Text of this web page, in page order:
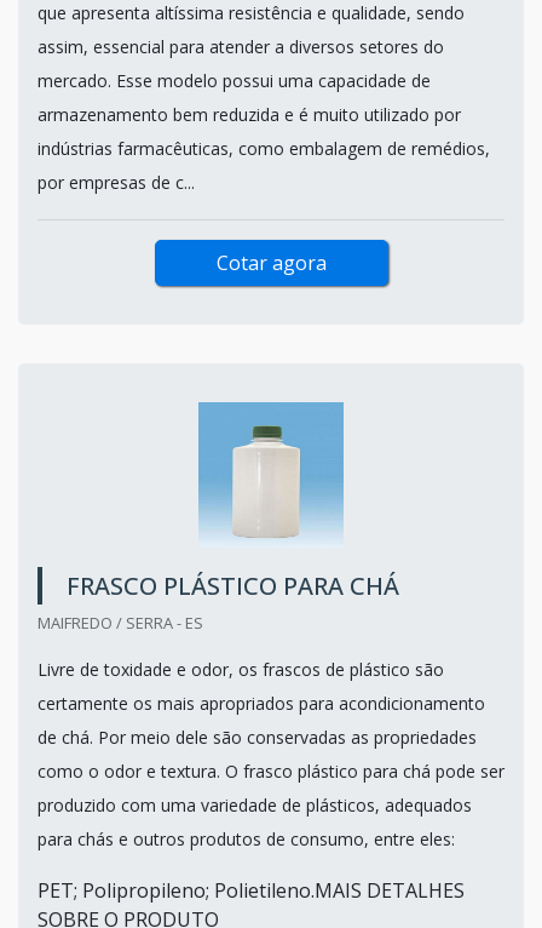
que apresenta altíssima resistência e qualidade, sendo
assim, essencial para atender a diversos setores do
mercado. Esse modelo possui uma capacidade de
armazenamento bem reduzida e é muito utilizado por
indústrias farmacêuticas, como embalagem de remédios,
por empresas de c...
Cotar agora
FRASCO PLÁSTICO PARA CHÁ
MAIFREDO / SERRA - ES
Livre de toxidade e odor, os frascos de plástico são
certamente os mais apropriados para acondicionamento
de chá. Por meio dele são conservadas as propriedades
como o odor e textura. O frasco plástico para chá pode ser
produzido com uma variedade de plásticos, adequados
para chás e outros produtos de consumo, entre eles:
PET; Polipropileno; Polietileno.MAIS DETALHES
SOBRE O PRODUTO